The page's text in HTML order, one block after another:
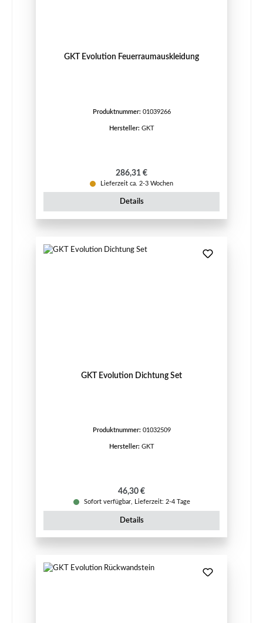
GKT Evolution Feuerraumauskleidung
Produktnummer: 01039266
Hersteller: GKT
Regulärer Preis:
286,31 €
Lieferzeit ca. 2-3 Wochen
Details
GKT Evolution Dichtung Set
Produktnummer: 01032509
Hersteller: GKT
Regulärer Preis:
46,30 €
Sofort verfügbar, Lieferzeit: 2-4 Tage
Details